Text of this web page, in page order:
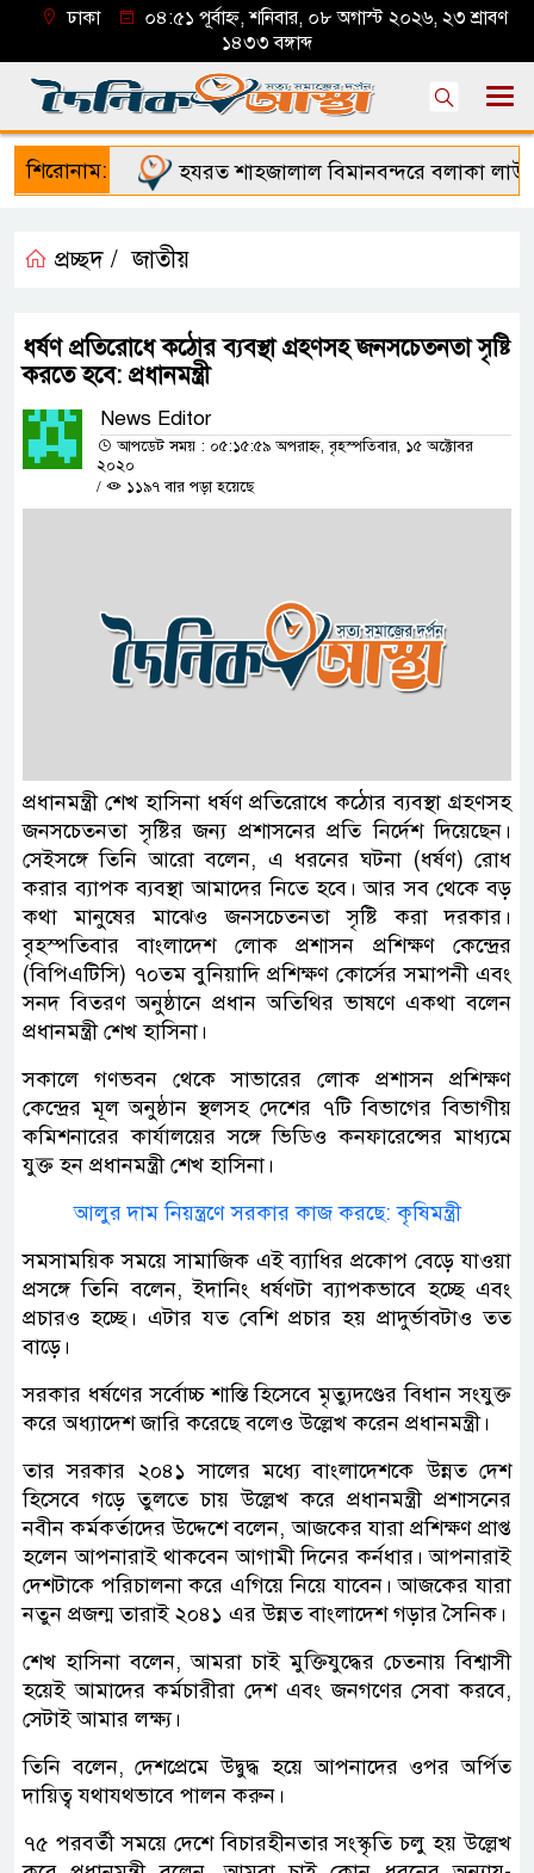
ঢাকা
০৪:৫১ পূর্বাহ্ন, শনিবার, ০৮ অগাস্ট ২০২৬, ২৩ শ্রাবণ
১৪৩৩ বঙ্গাব্দ
শিরোনাম: হযরত শাহজালাল বিমানবন্দরে বলাকা লাউঞ্জে
প্রচ্ছদ / জাতীয়
ধর্ষণ প্রতিরোধে কঠোর ব্যবস্থা গ্রহণসহ জনসচেতনতা সৃষ্টি
করতে হবে: প্রধানমন্ত্রী
News Editor
আপডেট সময় : ০৫:১৫:৫৯ অপরাহ্ন, বৃহস্পতিবার, ১৫ অক্টোবর
২০২০
/
১১৯৭ বার পড়া হয়েছে
প্রধানমন্ত্রী শেখ হাসিনা ধর্ষণ প্রতিরোধে কঠোর ব্যবস্থা গ্রহণসহ
জনসচেতনতা সৃষ্টির জন্য প্রশাসনের প্রতি নির্দেশ দিয়েছেন।
সেইসঙ্গে তিনি আরো বলেন, এ ধরনের ঘটনা (ধর্ষণ) রোধ
করার ব্যাপক ব্যবস্থা আমাদের নিতে হবে। আর সব থেকে বড়
কথা মানুষের মাঝেও জনসচেতনতা সৃষ্টি করা দরকার।
বৃহস্পতিবার বাংলাদেশ লোক প্রশাসন প্রশিক্ষণ কেন্দ্রের
(বিপিএটিসি) ৭০তম বুনিয়াদি প্রশিক্ষণ কোর্সের সমাপনী এবং
সনদ বিতরণ অনুষ্ঠানে প্রধান অতিথির ভাষণে একথা বলেন
প্রধানমন্ত্রী শেখ হাসিনা।
সকালে গণভবন থেকে সাভারের লোক প্রশাসন প্রশিক্ষণ
কেন্দ্রের মূল অনুষ্ঠান স্থলসহ দেশের ৭টি বিভাগের বিভাগীয়
কমিশনারের কার্যালয়ের সঙ্গে ভিডিও কনফারেন্সের মাধ্যমে
যুক্ত হন প্রধানমন্ত্রী শেখ হাসিনা।
আলুর দাম নিয়ন্ত্রণে সরকার কাজ করছে: কৃষিমন্ত্রী
সমসাময়িক সময়ে সামাজিক এই ব্যাধির প্রকোপ বেড়ে যাওয়া
প্রসঙ্গে তিনি বলেন, ইদানিং ধর্ষণটা ব্যাপকভাবে হচ্ছে এবং
প্রচারও হচ্ছে। এটার যত বেশি প্রচার হয় প্রাদুর্ভাবটাও তত
বাড়ে।
সরকার ধর্ষণের সর্বোচ্চ শাস্তি হিসেবে মৃত্যুদণ্ডের বিধান সংযুক্ত
করে অধ্যাদেশ জারি করেছে বলেও উল্লেখ করেন প্রধানমন্ত্রী।
তার সরকার ২০৪১ সালের মধ্যে বাংলাদেশকে উন্নত দেশ
হিসেবে গড়ে তুলতে চায় উল্লেখ করে প্রধানমন্ত্রী প্রশাসনের
নবীন কর্মকর্তাদের উদ্দেশে বলেন, আজকের যারা প্রশিক্ষণ প্রাপ্ত
হলেন আপনারাই থাকবেন আগামী দিনের কর্নধার। আপনারাই
দেশটাকে পরিচালনা করে এগিয়ে নিয়ে যাবেন। আজকের যারা
নতুন প্রজন্ম তারাই ২০৪১ এর উন্নত বাংলাদেশ গড়ার সৈনিক।
শেখ হাসিনা বলেন, আমরা চাই মুক্তিযুদ্ধের চেতনায় বিশ্বাসী
হয়েই আমাদের কর্মচারীরা দেশ এবং জনগণের সেবা করবে,
সেটাই আমার লক্ষ্য।
তিনি বলেন, দেশপ্রেমে উদ্বুদ্ধ হয়ে আপনাদের ওপর অর্পিত
দায়িত্ব যথাযথভাবে পালন করুন।
৭৫ পরবর্তী সময়ে দেশে বিচারহীনতার সংস্কৃতি চলু হয় উল্লেখ